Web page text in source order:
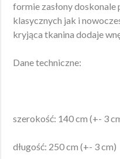
formie zasłony
klasycznych jak i
kryjąca tkanina dodaje
Dane techniczne:
szerokość: 140 cm (+- 3
długość: 250 cm (+- 3 cm)